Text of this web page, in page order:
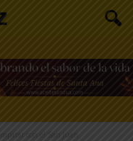
con el San Juan